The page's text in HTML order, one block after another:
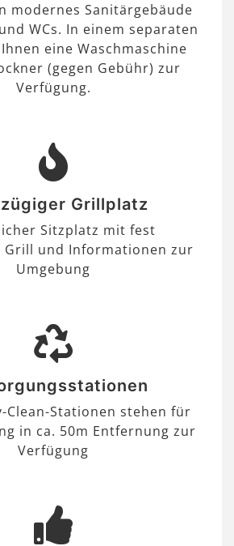
modernes Sanitärgebäude
WCs. In einem separaten
eine Waschmaschine
(gegen Gebühr) zur
Verfügung.
Grillplatz
Sitzplatz mit fest
und Informationen zur
Umgebung
Clean-Stationen stehen für
in ca. 50m Entfernung zur
Verfügung